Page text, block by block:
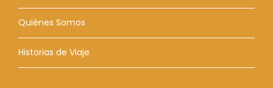
Quiénes Somos
Historias de Viaje